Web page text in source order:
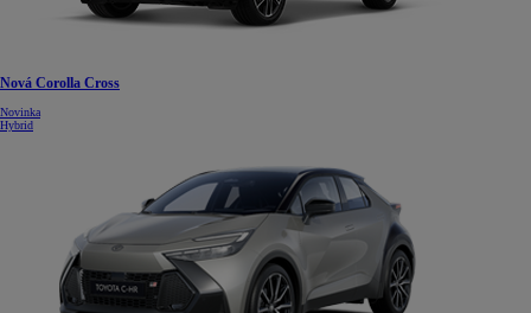
Nová Corolla Cross
Novinka
Hybrid